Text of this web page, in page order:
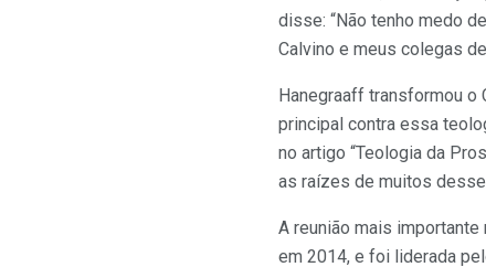
disse: “Não tenho medo
Calvino e meus colegas
Hanegraaff transformou o
principal contra essa
no artigo “Teologia da
as raízes de muitos
A reunião mais
em 2014, e foi liderada